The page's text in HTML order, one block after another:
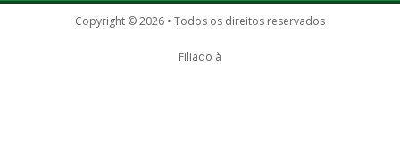
Copyright © 2026 • Todos os direitos reservados
Filiado à